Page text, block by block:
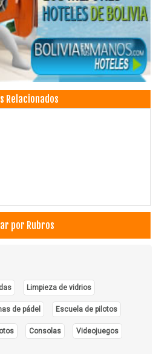
Relacionados
por Rubros
Limpieza de vidrios
de pádel Escuela de pilotos
Consolas Videojuegos